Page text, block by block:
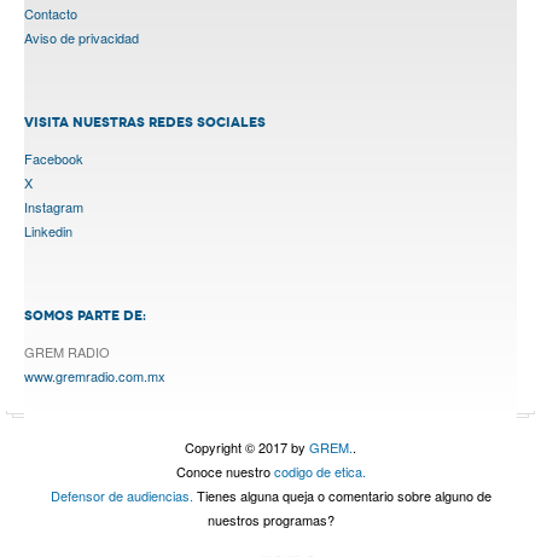
Contacto
Aviso de privacidad
VISITA NUESTRAS REDES SOCIALES
Facebook
X
Instagram
Linkedin
SOMOS PARTE DE:
GREM RADIO
www.gremradio.com.mx
Copyright © 2017 by GREM..
Conoce nuestrocodigo de etica.
Defensor de audiencias. Tienes alguna queja o comentario sobre alguno de
nuestros programas?